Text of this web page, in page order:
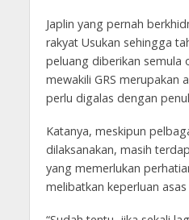
Japlin yang pernah
rakyat Usukan sehingga
peluang diberikan semula
mewakili GRS merupakan
perlu digalas dengan
Katanya, meskipun
dilaksanakan, masih
yang memerlukan
melibatkan keperluan